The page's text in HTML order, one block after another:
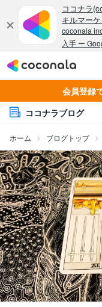
会員登録
ココナラブログ
ホーム ブログトップ